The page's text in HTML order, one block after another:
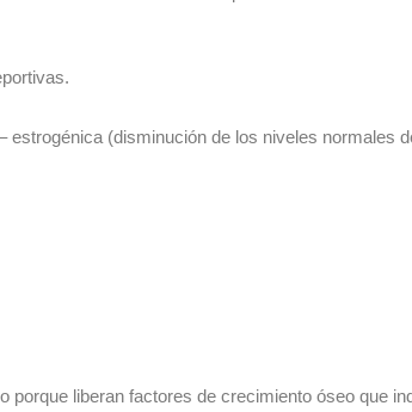
(disminución de los niveles normales
liberan factores de crecimiento óseo que